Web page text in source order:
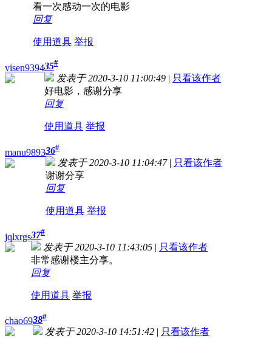
看一次感动一次的电影
回复
使用道具 举报
visen939435#
发表于 2020-3-10 11:00:49 | 只看该作者
好电影，感谢分享
回复
使用道具 举报
manu989336#
发表于 2020-3-10 11:04:47 | 只看该作者
谢谢分享
回复
使用道具 举报
jqlxrgs37#
发表于 2020-3-10 11:43:05 | 只看该作者
非常感谢楼主分享。
回复
使用道具 举报
chao6938#
发表于 2020-3-10 14:51:42 | 只看该作者